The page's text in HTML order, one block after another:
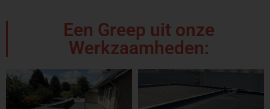
Een Greep uit onze
Werkzaamheden: